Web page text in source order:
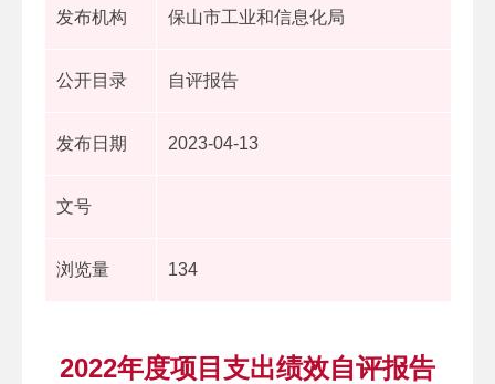
发布机构 保山市工业和信息化局
公开目录 自评报告
发布日期 2023-04-13
文号
浏览量 134
2022年度项目支出绩效自评报告